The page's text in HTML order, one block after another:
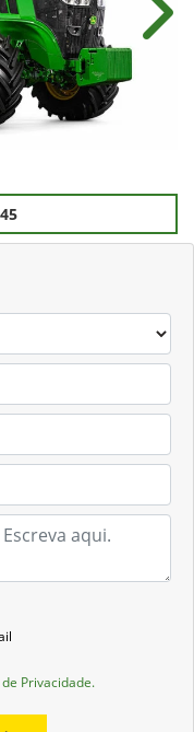
Privacidade.